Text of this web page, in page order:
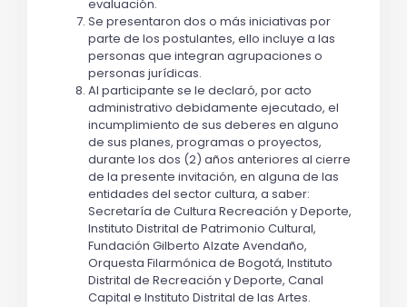
evaluación.
Se presentaron dos o más iniciativas por
parte de los postulantes, ello incluye a las
personas que integran agrupaciones o
personas jurídicas.
Al participante se le declaró, por acto
administrativo debidamente ejecutado, el
incumplimiento de sus deberes en alguno
de sus planes, programas o proyectos,
durante los dos (2) años anteriores al cierre
de la presente invitación, en alguna de las
entidades del sector cultura, a saber:
Secretaría de Cultura Recreación y Deporte,
Instituto Distrital de Patrimonio Cultural,
Fundación Gilberto Alzate Avendaño,
Orquesta Filarmónica de Bogotá, Instituto
Distrital de Recreación y Deporte, Canal
Capital e Instituto Distrital de las Artes.